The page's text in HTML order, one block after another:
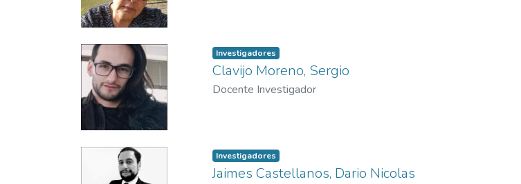
Investigadores
Clavijo Moreno, Sergio
Docente Investigador
Investigadores
Jaimes Castellanos, Dario Nicolas